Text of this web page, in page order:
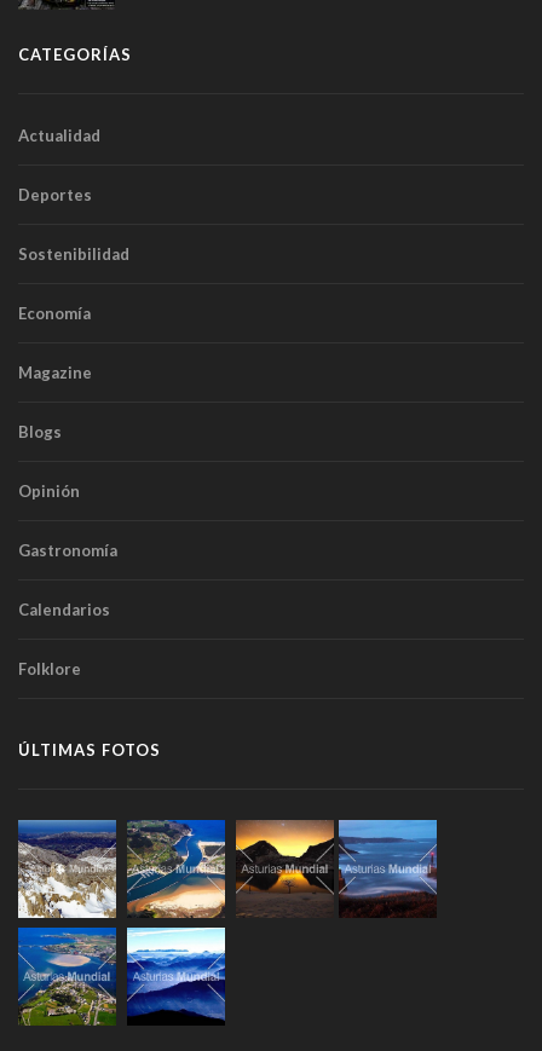
CATEGORÍAS
Actualidad
Deportes
Sostenibilidad
Economía
Magazine
Blogs
Opinión
Gastronomía
Calendarios
Folklore
ÚLTIMAS FOTOS